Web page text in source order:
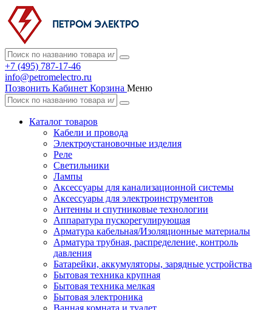
+7 (495) 787-17-46
info@petromelectro.ru
Позвонить Кабинет Корзина Меню
Каталог товаров
Кабели и провода
Электроустановочные изделия
Реле
Светильники
Лампы
Аксессуары для канализационной системы
Аксессуары для электроинструментов
Антенны и спутниковые технологии
Аппаратура пускорегулирующая
Арматура кабельная/Изоляционные материалы
Арматура трубная, распределение, контроль
давления
Батарейки, аккумуляторы, зарядные устройства
Бытовая техника крупная
Бытовая техника мелкая
Бытовая электроника
Ванная комната и туалет